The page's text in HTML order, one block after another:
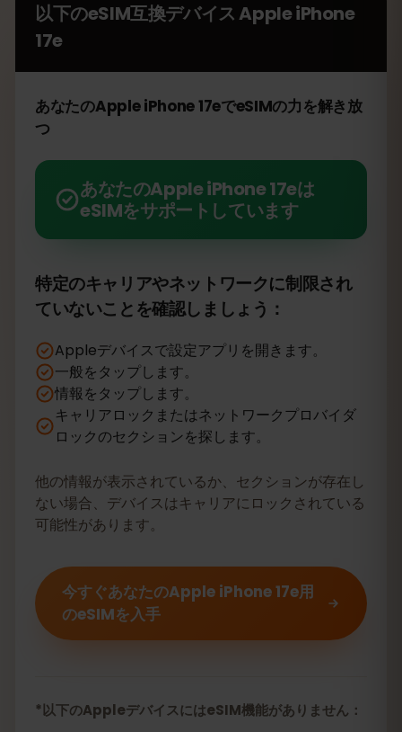
以下のeSIM互換デバイスApple iPhone
17e
あなたのApple iPhone 17eでeSIMの力を解き放
つ
あなたのApple iPhone 17eは
eSIMをサポートしています
特定のキャリアやネットワークに制限され
ていないことを確認しましょう：
Appleデバイスで設定アプリを開きます。
一般をタップします。
情報をタップします。
キャリアロックまたはネットワークプロバイダ
ロックのセクションを探します。
他の情報が表示されているか、セクションが存在し
ない場合、デバイスはキャリアにロックされている
可能性があります。
今すぐあなたのApple iPhone 17e用
のeSIMを入手
*以下のAppleデバイスにはeSIM機能がありません：